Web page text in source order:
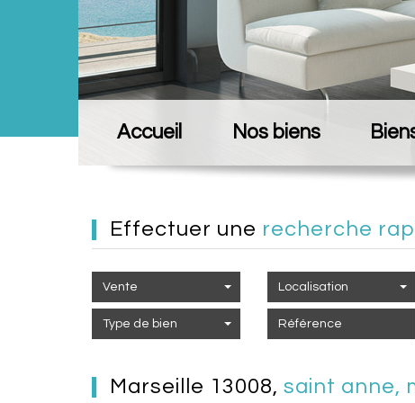
Accueil Nos biens
effectuer une recherche
Vente
Type de bien
Localisation
marseille 13008, saint anne,